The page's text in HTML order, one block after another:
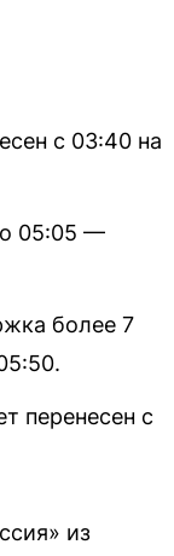
с 03:40 на
05:05 —
более 7
перенесен с
из